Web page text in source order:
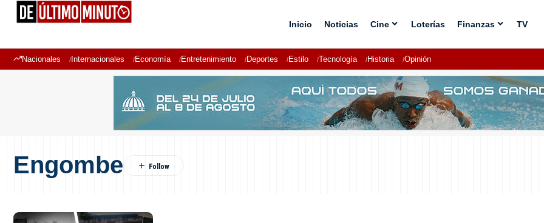
Inicio Noticias Cine Loterías Finanzas TV
Nacionales Internacionales Economía Entretenimiento Deportes Estilo Tecnología Historia Opinión
Engombe